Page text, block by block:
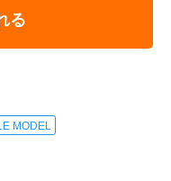
る
MODEL